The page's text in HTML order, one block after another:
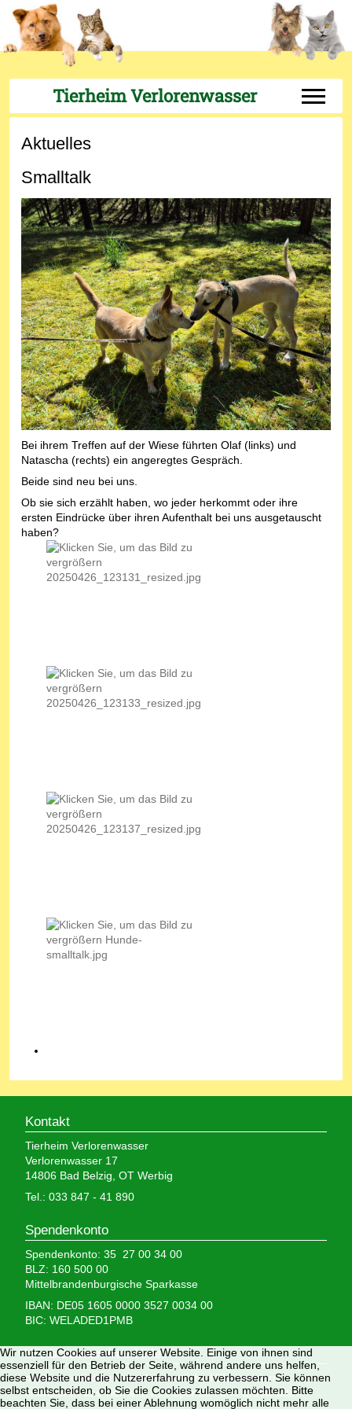
Tierheim Verlorenwasser Off-
Aktuelles
Smalltalk
Bei ihrem Treffen auf der Wiese führten Olaf (links) und
Natascha (rechts) ein angeregtes Gespräch.
Beide sind neu bei uns.
Ob sie sich erzählt haben, wo jeder herkommt oder ihre
ersten Eindrücke über ihren Aufenthalt bei uns ausgetauscht
haben?
Kontakt
Tierheim Verlorenwasser
Verlorenwasser 17
14806 Bad Belzig, OT Werbig
Tel.: 033 847 - 41 890
Spendenkonto
Spendenkonto: 35 27 00 34 00
BLZ: 160 500 00
Mittelbrandenburgische Sparkasse
IBAN: DE05 1605 0000 3527 0034 00
BIC: WELADED1PMB
Wir brauchen Ihre Hilfe,
denn wir erhalten keinerlei staatliche Hilfe, sondern
finanzieren das Tierheim aus Spenden und Erbschaften.
Wir nutzen Cookies auf unserer Website. Einige von ihnen sind
essenziell für den Betrieb der Seite, während andere uns helfen,
diese Website und die Nutzererfahrung zu verbessern. Sie können
selbst entscheiden, ob Sie die Cookies zulassen möchten. Bitte
beachten Sie, dass bei einer Ablehnung womöglich nicht mehr alle